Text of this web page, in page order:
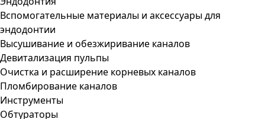
Вспомогательные материалы и аксессуары для
эндодонтии
Высушивание и обезжиривание каналов
Девитализация пульпы
Очистка и расширение корневых каналов
Пломбирование каналов
Инструменты
Обтураторы